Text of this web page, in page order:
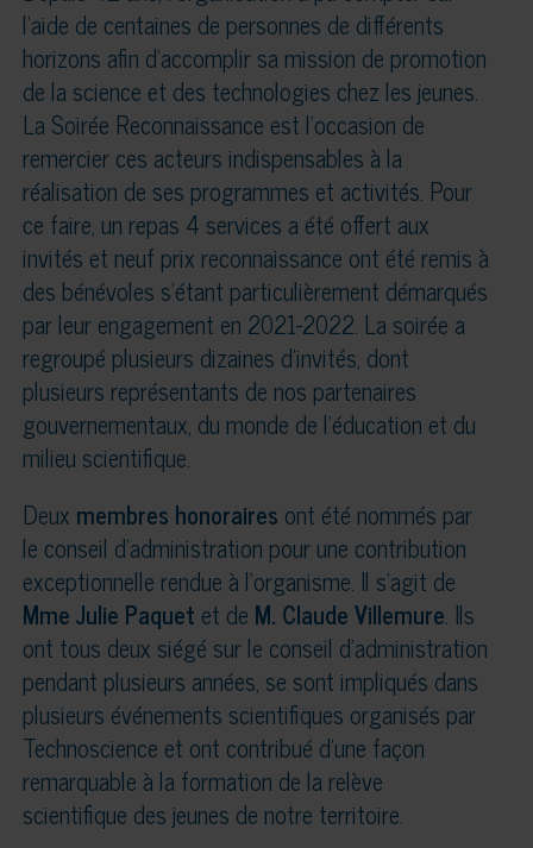
l’aide de centaines de personnes de différents
horizons afin d’accomplir sa mission de promotion
de la science et des technologies chez les jeunes.
La Soirée Reconnaissance est l’occasion de
remercier ces acteurs indispensables à la
réalisation de ses programmes et activités. Pour
ce faire, un repas 4 services a été offert aux
invités et neuf prix reconnaissance ont été remis à
des bénévoles s’étant particulièrement démarqués
par leur engagement en 2021-2022. La soirée a
regroupé plusieurs dizaines d’invités, dont
plusieurs représentants de nos partenaires
gouvernementaux, du monde de l’éducation et du
milieu scientifique.
Deux membres honoraires ont été nommés par
le conseil d’administration pour une contribution
exceptionnelle rendue à l’organisme. Il s’agit de
Mme Julie Paquet et de M. Claude Villemure. Ils
ont tous deux siégé sur le conseil d’administration
pendant plusieurs années, se sont impliqués dans
plusieurs événements scientifiques organisés par
Technoscience et ont contribué d’une façon
remarquable à la formation de la relève
scientifique des jeunes de notre territoire.